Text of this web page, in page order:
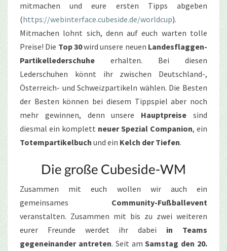
mitmachen und eure ersten Tipps abgeben
(https://webinterface.cubeside.de/worldcup).
Mitmachen lohnt sich, denn auf euch warten tolle
Preise! Die Top 30wird unsere neuen Landesflaggen-
Partikellederschuhe erhalten. Bei diesen
Lederschuhen könnt ihr zwischen Deutschland-,
Österreich- und Schweizpartikeln wählen. Die Besten
der Besten können bei diesem Tippspiel aber noch
mehr gewinnen, denn unsere Hauptpreise sind
diesmal ein komplett neuer Spezial Companion, ein
Totempartikelbuch und ein Kelch der Tiefen.
Die große Cubeside-WM
Zusammen mit euch wollen wir auch ein
gemeinsames Community-Fußballevent
veranstalten. Zusammen mit bis zu zwei weiteren
eurer Freunde werdet ihr dabei in Teams
gegeneinander antreten. Seit amSamstag den 20.